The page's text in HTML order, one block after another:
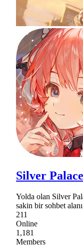
Silver
Yolda olan Silver
sakin bir sohbet
211
Online
1,181
Members